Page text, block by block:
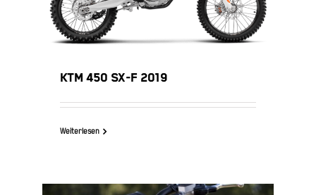
KTM 450 SX-F 2019
Weiterlesen